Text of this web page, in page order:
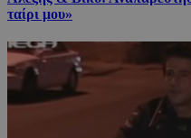
ταίρι μου»